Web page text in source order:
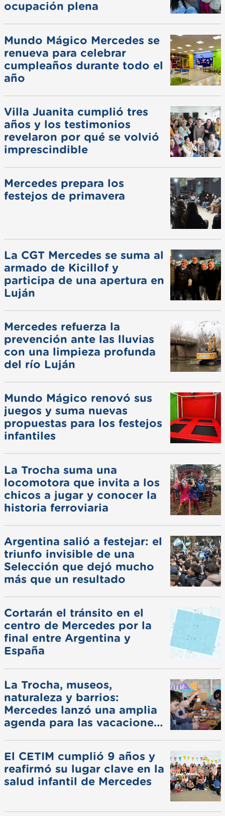
ocupación plena
Mundo Mágico Mercedes se
renueva para celebrar
cumpleaños durante todo el
año
Villa Juanita cumplió tres
años y los testimonios
revelaron por qué se volvió
imprescindible
Mercedes prepara los
festejos de primavera
La CGT Mercedes se suma al
armado de Kicillof y
participa de una apertura en
Luján
Mercedes refuerza la
prevención ante las lluvias
con una limpieza profunda
del río Luján
Mundo Mágico renovó sus
juegos y suma nuevas
propuestas para los festejos
infantiles
La Trocha suma una
locomotora que invita a los
chicos a jugar y conocer la
historia ferroviaria
Argentina salió a festejar: el
triunfo invisible de una
Selección que dejó mucho
más que un resultado
Cortarán el tránsito en el
centro de Mercedes por la
final entre Argentina y
España
La Trocha, museos,
naturaleza y barrios:
Mercedes lanzó una amplia
agenda para las vacaciones
El CETIM cumplió 9 años y
reafirmó su lugar clave en la
salud infantil de Mercedes